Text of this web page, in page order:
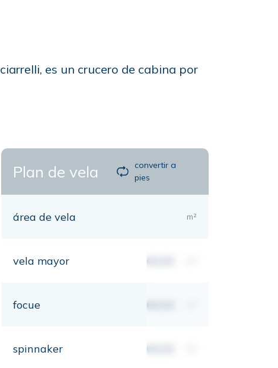
es un crucero de cabina por
Plan de vela
convertir a
pies
área de vela m²
vela mayor 00,00
focue 00,00
spinnaker 00,00